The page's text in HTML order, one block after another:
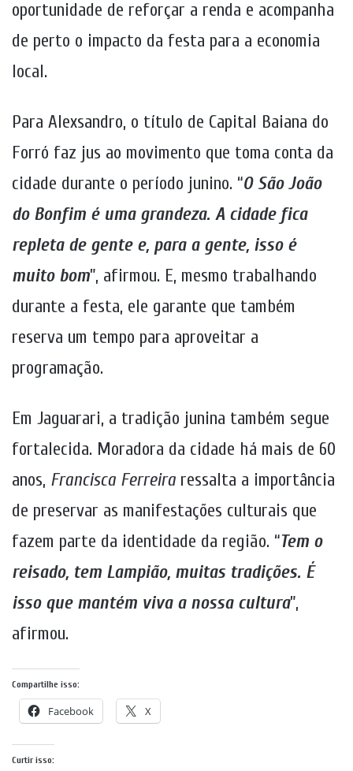
oportunidade de reforçar a renda e acompanha
de perto o impacto da festa para a economia
local.
Para Alexsandro, o título de Capital Baiana do
Forró faz jus ao movimento que toma conta da
cidade durante o período junino. “O São João
do Bonfim é uma grandeza. A cidade fica
repleta de gente e, para a gente, isso é
muito bom”, afirmou. E, mesmo trabalhando
durante a festa, ele garante que também
reserva um tempo para aproveitar a
programação.
Em Jaguarari, a tradição junina também segue
fortalecida. Moradora da cidade há mais de 60
anos, Francisca Ferreira ressalta a importância
de preservar as manifestações culturais que
fazem parte da identidade da região. “Tem o
reisado, tem Lampião, muitas tradições. É
isso que mantém viva a nossa cultura”,
afirmou.
Compartilhe isso:
Facebook X
Curtir isso: